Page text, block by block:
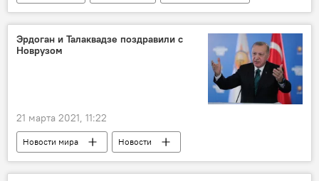
Эрдоган и Талаквадзе поздравили с
Новрузом
21 марта 2021, 11:22
Новости мира Новости